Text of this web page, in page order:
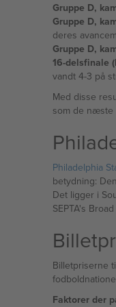
Gruppe D,
Gruppe D,
deres
Gruppe D,
16-delsfinale
vandt 4-3 på
Med disse
som de næste
Philadelphia
betydning:
Det ligger i
SEPTA's
Billetpriserne
Faktorer der